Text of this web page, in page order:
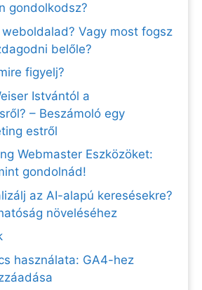
gondolkodsz?
Vagy most fogsz
belőle?
figyelj?
Istvántól a
– Beszámoló egy
estről
Webmaster Eszközöket:
gondolnád!
az AI-alapú keresésekre?
növeléséhez
használata: GA4-hez